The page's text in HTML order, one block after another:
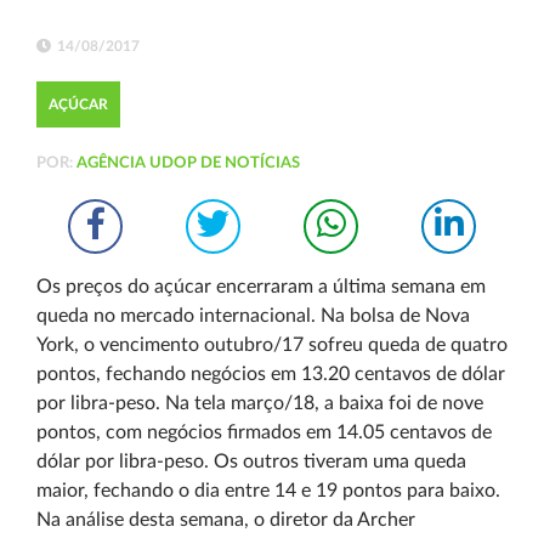
14/08/2017
AÇÚCAR
POR: AGÊNCIA UDOP DE NOTÍCIAS
Os preços do açúcar encerraram a última semana em
queda no mercado internacional. Na bolsa de Nova
York, o vencimento outubro/17 sofreu queda de quatro
pontos, fechando negócios em 13.20 centavos de dólar
por libra-peso. Na tela março/18, a baixa foi de nove
pontos, com negócios firmados em 14.05 centavos de
dólar por libra-peso. Os outros tiveram uma queda
maior, fechando o dia entre 14 e 19 pontos para baixo.
Na análise desta semana, o diretor da Archer